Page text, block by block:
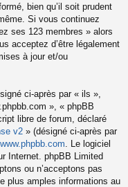
bien qu’il soit prudent
Si vous continuez
ses 123 membres » alors
acceptez d’être légalement
à jour et/ou
ci-après par « ils »,
», « phpBB
libre de forum, déclaré
v2 » (désigné ci-après par
www.phpbb.com . Le logiciel
Internet. phpBB Limited
ou n’acceptons pas
plus amples informations au